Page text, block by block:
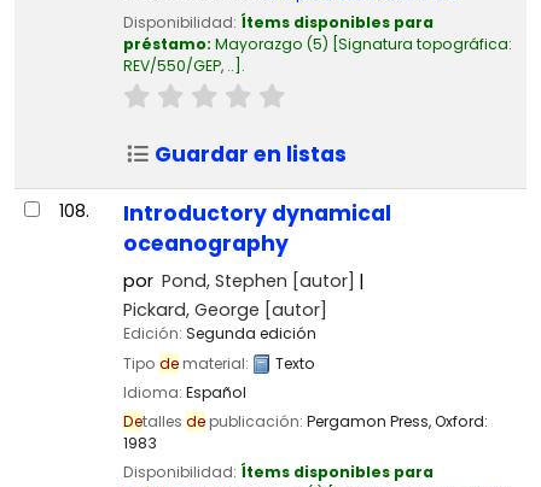
Disponibilidad: Ítems disponibles para
préstamo: Mayorazgo (5) Signatura topográfica:
REV/550/GEP, .. .
Guardar en listas
108.
Introductory dynamical
oceanography
por Pond, Stephen [autor]
Pickard, George [autor]
Edición: Segunda edición
Tipo dematerial:
Texto
Idioma: Español
Detalles depublicación: Pergamon Press,Oxford:
1983
Disponibilidad: Ítems disponibles para